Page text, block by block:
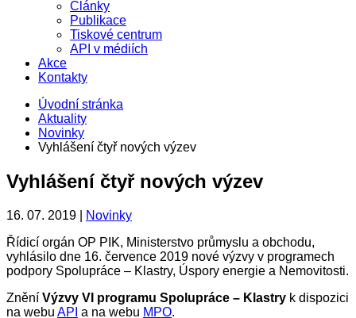
Články
Publikace
Tiskové centrum
API v médiích
Akce
Kontakty
Úvodní stránka
Aktuality
Novinky
Vyhlášení čtyř nových výzev
Vyhlášení čtyř nových výzev
16. 07. 2019 |
Novinky
Řídicí orgán OP PIK, Ministerstvo průmyslu a obchodu,
vyhlásilo dne 16. července 2019 nové výzvy v programech
podpory Spolupráce – Klastry, Úspory energie a Nemovitosti.
Znění Výzvy VI programu Spolupráce – Klastry k dispozici
na webu API a na webu MPO.